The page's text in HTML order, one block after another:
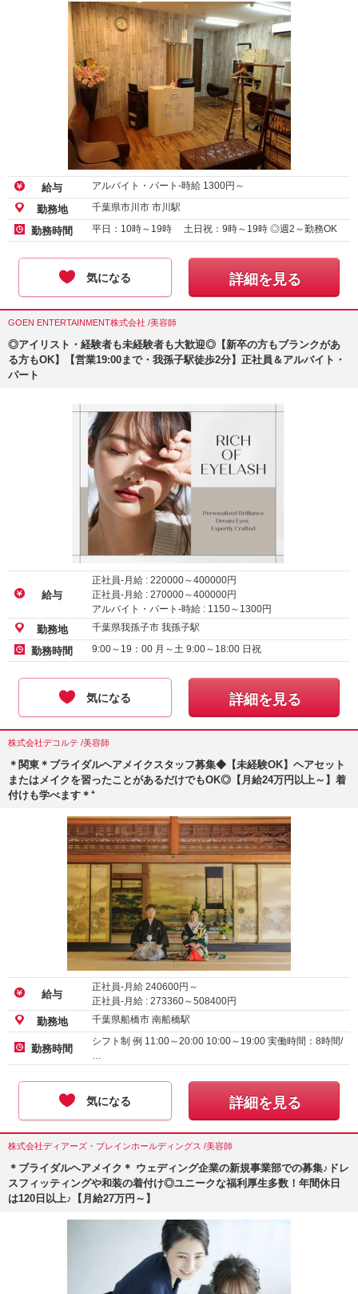
給与 アルバイト・パート-時給 1300円～
勤務地 千葉県市川市 市川駅
勤務時間 平日：10時～19時 土日祝：9時～19時 ◎週2～勤務OK
気になる 詳細を見る
GOEN ENTERTAINMENT株式会社 /美容師
◎アイリスト・経験者も未経験者も大歓迎◎【新卒の方もブランクがあ
る方もOK】【営業19:00まで・我孫子駅徒歩2分】正社員＆アルバイト・
パート
給与
正社員-月給 : 220000～400000円
正社員-月給 : 270000～400000円
アルバイト・パート-時給 : 1150～ 1300円
勤務地 千葉県我孫子市 我孫子駅
勤務時間 9:00～19：00 月～土 9:00～18:00 日祝
気になる 詳細を見る
株式会社デコルテ /美容師
＊関東＊ブライダルヘアメイクスタッフ募集◆【未経験OK】ヘアセット
またはメイクを習ったことがあるだけでもOK◎【月給24万円以上～】着
付けも学べます＊⁺
給与
正社員-月給 240600円～
正社員-月給 : 273360～508400円
勤務地 千葉県船橋市 南船橋駅
勤務時間
シフト制 例 11:00～20:00 10:00～19:00 実働時間：8時間/
…
気になる 詳細を見る
株式会社ディアーズ・ブレインホールディングス /美容師
＊ブライダルヘアメイク＊ ウェディング企業の新規事業部での募集♪ドレ
スフィッティングや和装の着付け◎ユニークな福利厚生多数！年間休日
は120日以上♪【月給27万円～】